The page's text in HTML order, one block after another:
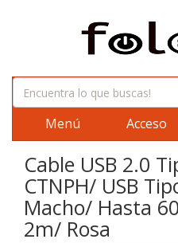
Menú Acceso
Cable USB 2.0
CTNPH/ USB
Macho/ Hasta
2m/ Rosa